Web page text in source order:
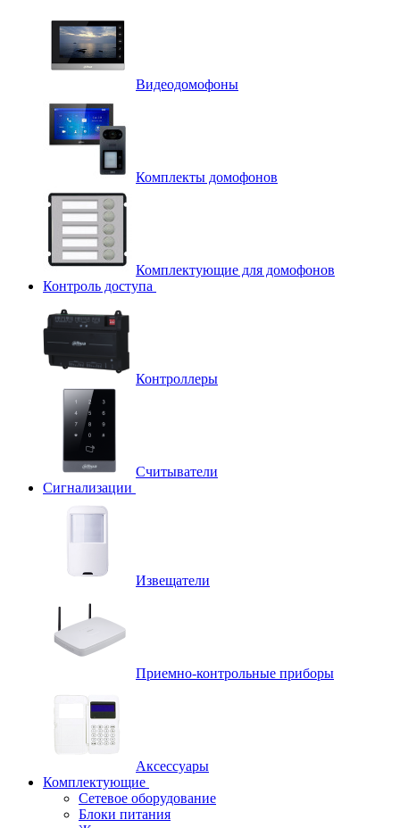
Видеодомофоны
Комплекты домофонов
Комплектующие для домофонов
Контроль доступа
Контроллеры
Считыватели
Сигнализации
Извещатели
Приемно-контрольные приборы
Аксессуары
Комплектующие
Сетевое оборудование
Блоки питания